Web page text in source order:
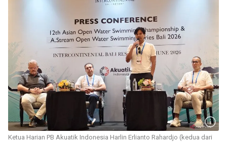
Ketua Harian PB Akuatik Indonesia Harlin Erlianto Rahardjo (kedua dari